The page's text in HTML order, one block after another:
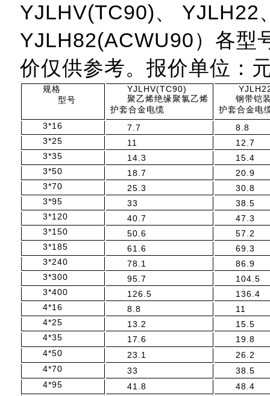
YJLHV(TC90)、 YJLH22
YJLH82(ACWU90）各型
价仅供参考。报价单位：
规格
型号
YJLHV(TC90)
聚乙烯绝缘聚氯乙烯
护套合金电缆
钢带铠
护套合金电
3*16
7.7
8.8
3*25
11
12.7
3*35
14.3
15.4
3*50
18.7
20.9
3*70
25.3
30.8
3*95
33
38.5
3*120
40.7
47.3
3*150
50.6
57.2
3*185
61.6
69.3
3*240
78.1
86.9
3*300
95.7
104.5
3*400
126.5
136.4
4*16
8.8
11
4*25
13.2
15.5
4*35
17.6
19.8
4*50
23.1
26.2
4*70
33
38.5
4*95
41.8
48.4